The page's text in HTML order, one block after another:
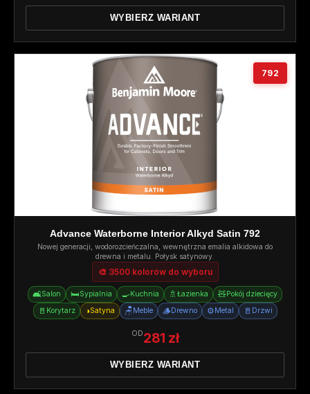
WYBIERZ WARIANT
792
Advance Waterborne Interior Alkyd Satin 792
Nowej generacji, wodorozcieńczalna, wewnętrzna emalia alkidowa do
drewna i metalu. Połysk satynowy.
🎨 3500 kolorów do wyboru
🛋️Salon 🛏️Sypialnia 🍳Kuchnia 🚿 Łazienka 🧸Pokój dziecięcy
🚪 Korytarz ◑Satyna 🪑 Meble 🪵Drewno ⚙️Metal 🚪 Drzwi
OD281 zł
WYBIERZ WARIANT